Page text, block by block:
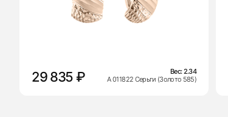
29 835 ₽ Вес:2.34
А 011822 Серьги (Золото 585)